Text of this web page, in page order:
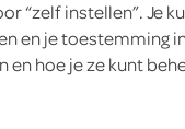
kies je
“zelf instellen”. Je
en je toestemming
en hoe je ze kunt